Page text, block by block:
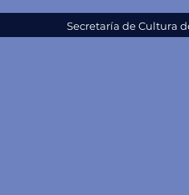
Secretaría de Cultura